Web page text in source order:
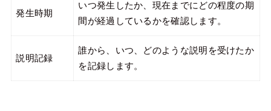
発生時期
いつ発生したか、現在までにどの程度の期
間が経過しているかを確認します。
説明記録
誰から、いつ、どのような説明を受けたか
を記録します。